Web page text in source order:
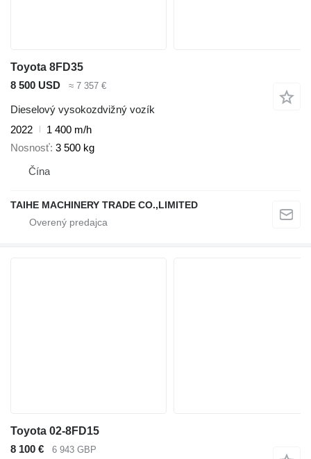
Toyota 8FD35
8 500 USD
≈ 7 357 €
Dieselový vysokozdvižný vozík
2022
1 400 m/h
Nosnosť 3 500 kg
Čína
TAIHE MACHINERY TRADE CO.,LIMITED
Toyota 02-8FD15
8 100 €
6 943 GBP